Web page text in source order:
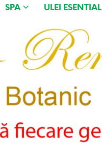
SPA ULEI ESENTIAL